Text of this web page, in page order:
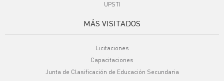
UPSTI
MÁS VISITADOS
Licitaciones
Capacitaciones
Junta de Clasificación de Educación Secundaria